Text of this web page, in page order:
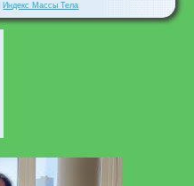
Индекс Массы Тела